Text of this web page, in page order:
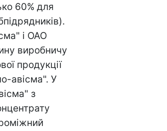
60% для
і ОАО
виробничу
продукції
авісма". У
з